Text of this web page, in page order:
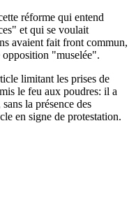
réforme qui entend
et qui se voulait
avaient fait front commun,
"muselée".
limitant les prises de
le feu aux poudres: il a
la présence des
en signe de protestation.